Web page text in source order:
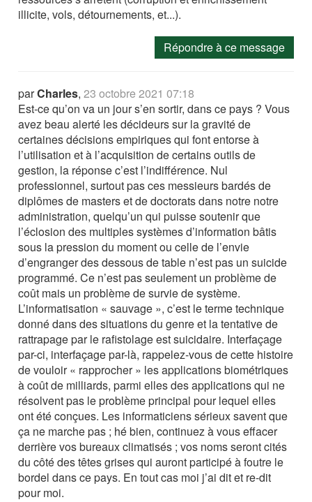
illicite, vols, détournements, et...).
Répondre à ce message
parCharles,23 octobre 2021 07:18
Est-ce qu’on va un jour s’en sortir, dans ce pays ? Vous
avez beau alerté les décideurs sur la gravité de
certaines décisions empiriques qui font entorse à
l’utilisation et à l’acquisition de certains outils de
gestion, la réponse c’est l’indifférence. Nul
professionnel, surtout pas ces messieurs bardés de
diplômes de masters et de doctorats dans notre notre
administration, quelqu’un qui puisse soutenir que
l’éclosion des multiples systèmes d’information bâtis
sous la pression du moment ou celle de l’envie
d’engranger des dessous de table n’est pas un suicide
programmé. Ce n’est pas seulement un problème de
coût mais un problème de survie de système.
L’informatisation « sauvage », c’est le terme technique
donné dans des situations du genre et la tentative de
rattrapage par le rafistolage est suicidaire. Interfaçage
par-ci, interfaçage par-là, rappelez-vous de cette histoire
de vouloir « rapprocher » les applications biométriques
à coût de milliards, parmi elles des applications qui ne
résolvent pas le problème principal pour lequel elles
ont été conçues. Les informaticiens sérieux savent que
ça ne marche pas ; hé bien, continuez à vous effacer
derrière vos bureaux climatisés ; vos noms seront cités
du côté des têtes grises qui auront participé à foutre le
bordel dans ce pays. En tout cas moi j’ai dit et re-dit
pour moi.